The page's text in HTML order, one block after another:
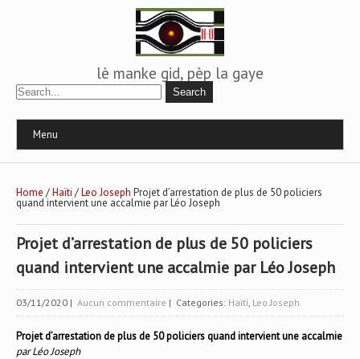
lè manke gid, pèp la gaye
Menu
Home /Haïti /Leo Joseph Projet d’arrestation de plus de 50 policiers
quand intervient une accalmie par Léo Joseph
Projet d’arrestation de plus de 50 policiers
quand intervient une accalmie par Léo Joseph
03/11/2020 | Aucun commentaire | Categories: Haïti, Leo Joseph
Projet d’arrestation de plus de 50 policiers quand intervient une accalmie
par Léo Joseph